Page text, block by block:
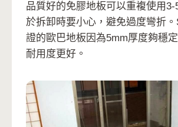
品質好的免膠地板可以重複使用3-
於拆卸時要小心，避免過度彎折
證的歐巴地板因為5mm厚度夠穩
耐用度更好。